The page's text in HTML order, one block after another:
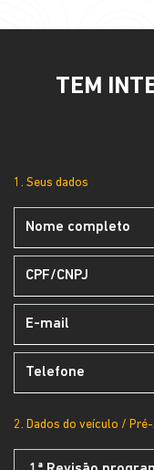
TEM
1. Seus dados
2. Dados do veículo /